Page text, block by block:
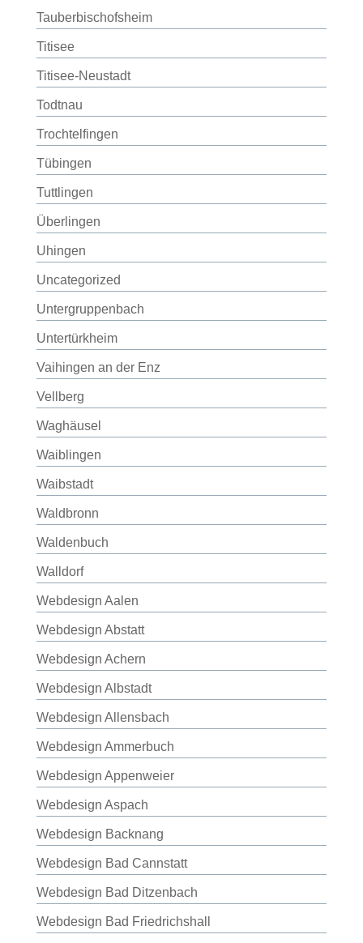
Tauberbischofsheim
Titisee
Titisee-Neustadt
Todtnau
Trochtelfingen
Tübingen
Tuttlingen
Überlingen
Uhingen
Uncategorized
Untergruppenbach
Untertürkheim
Vaihingen an der Enz
Vellberg
Waghäusel
Waiblingen
Waibstadt
Waldbronn
Waldenbuch
Walldorf
Webdesign Aalen
Webdesign Abstatt
Webdesign Achern
Webdesign Albstadt
Webdesign Allensbach
Webdesign Ammerbuch
Webdesign Appenweier
Webdesign Aspach
Webdesign Backnang
Webdesign Bad Cannstatt
Webdesign Bad Ditzenbach
Webdesign Bad Friedrichshall